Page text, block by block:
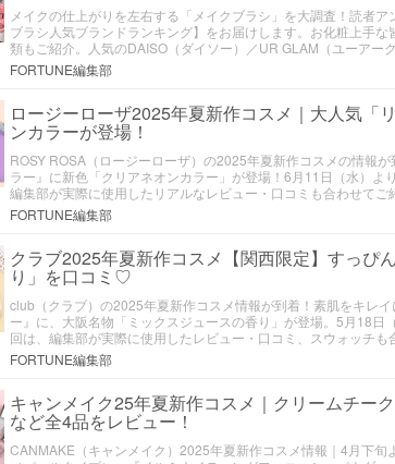
メイクの仕上がりを左右する「メイクブラシ」を大調査！読者
ブラシ人気ブランドランキング】をお届けします。お化粧上手
類もご紹介。人気のDAISO（ダイソー）／UR GLAM（ユーアー
FORTUNE編集部
ロージーローザ2025年夏新作コスメ｜大人気「
ンカラーが登場！
ROSY ROSA（ロージーローザ）の2025年夏新作コスメの情報
ラー』に新色「クリアネオンカラー」が登場！6月11日（水）よ
編集部が実際に使用したリアルなレビュー・口コミも合わせてご
FORTUNE編集部
クラブ2025年夏新作コスメ【関西限定】すっぴ
り」を口コミ♡
club（クラブ）の2025年夏新作コスメ情報が到着！素肌をキレ
ー』に、大阪名物「ミックスジュースの香り」が登場。5月18日
回は、編集部が実際に使用したレビュー・口コミ、スウォッチも
FORTUNE編集部
キャンメイク25年夏新作コスメ｜クリームチー
など全4品をレビュー！
CANMAKE（キャンメイク）2025年夏新作コスメ情報｜4月下